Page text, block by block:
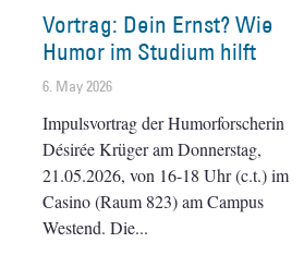
Vortrag: Dein Ernst? Wie
Humor im Studium hilft
6. May 2026
Impulsvortrag der Humorforscherin
Désirée Krüger am Donnerstag,
21.05.2026, von 16-18 Uhr (c.t.) im
Casino (Raum 823) am Campus
Westend. Die